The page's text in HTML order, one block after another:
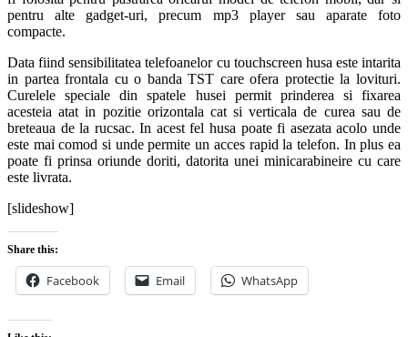
pentru alte gadget-uri, precum mp3 player sau aparate foto
compacte.
Data fiind sensibilitatea telefoanelor cu touchscreen husa este intarita
in partea frontala cu o banda TST care ofera protectie la lovituri.
Curelele speciale din spatele husei permit prinderea si fixarea
acesteia atat in pozitie orizontala cat si verticala de curea sau de
breteaua de la rucsac. In acest fel husa poate fi asezata acolo unde
este mai comod si unde permite un acces rapid la telefon. In plus ea
poate fi prinsa oriunde doriti, datorita unei minicarabineire cu care
este livrata.
[slideshow]
Share this:
Facebook Email WhatsApp